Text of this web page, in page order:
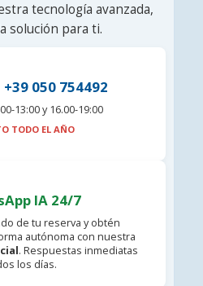
tecnología avanzada,
solución para ti.
050 754492
13:00 y 16.00-19:00
TODO EL AÑO
IA 24/7
de tu reserva y obtén
autónoma con nuestra
. Respuestas inmediatas
los días.